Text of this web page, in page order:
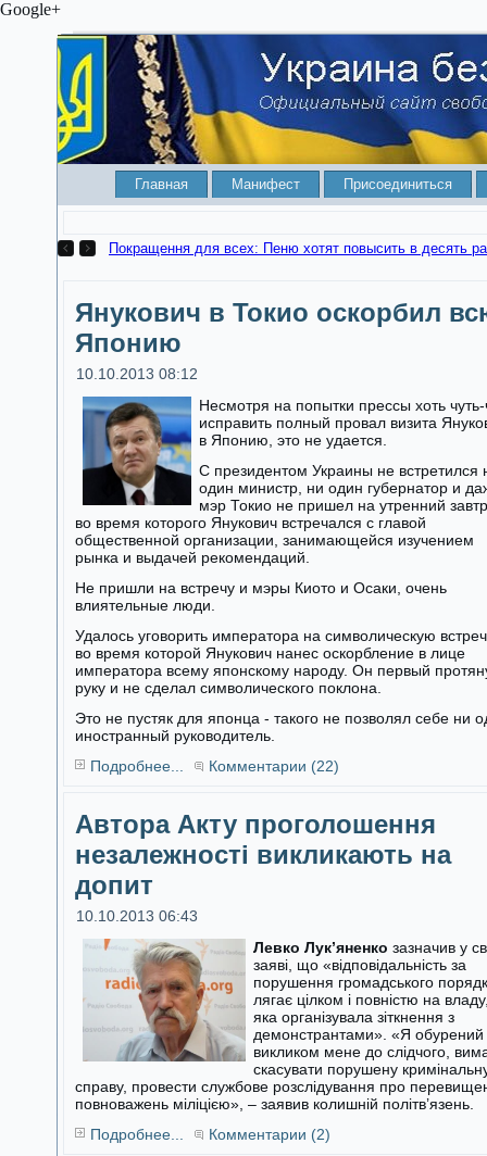
Google+
Главная Манифест Присоединиться
Покращення для всех: Пеню хотят повысить в десять
Янукович в Токио оскорбил
Японию
10.10.2013 08:12
Несмотря на попытки прессы хоть чуть-
исправить полный провал визита
в Японию, это не удается.
С президентом Украины не встретился
один министр, ни один губернатор и
мэр Токио не пришел на утренний
во время которого Янукович встречался с главой
общественной организации, занимающейся изучением
рынка и выдачей рекомендаций.
Не пришли на встречу и мэры Киото и Осаки, очень
влиятельные люди.
Удалось уговорить императора на символическую
во время которой Янукович нанес оскорбление в лице
императора всему японскому народу. Он первый
руку и не сделал символического поклона.
Это не пустяк для японца - такого не позволял себе ни
иностранный руководитель.
Подробнее...
Комментарии (22)
Автора Акту проголошення
незалежності викликають на
допит
10.10.2013 06:43
Левко Лук’яненко зазначив у
заяві, що «відповідальність за
порушення громадського
лягає цілком і повністю на
яка організувала зіткнення з
демонстрантами». «Я обурений
викликом мене до слідчого,
скасувати порушену
справу, провести службове розслідування про
повноважень міліцією», – заявив колишній політв’язень.
Подробнее...
Комментарии (2)